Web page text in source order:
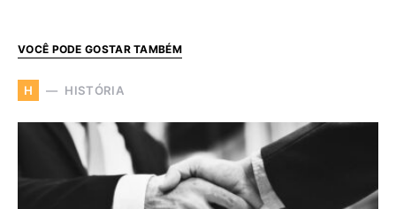
VOCÊ PODE GOSTAR TAMBÉM
H HISTÓRIA